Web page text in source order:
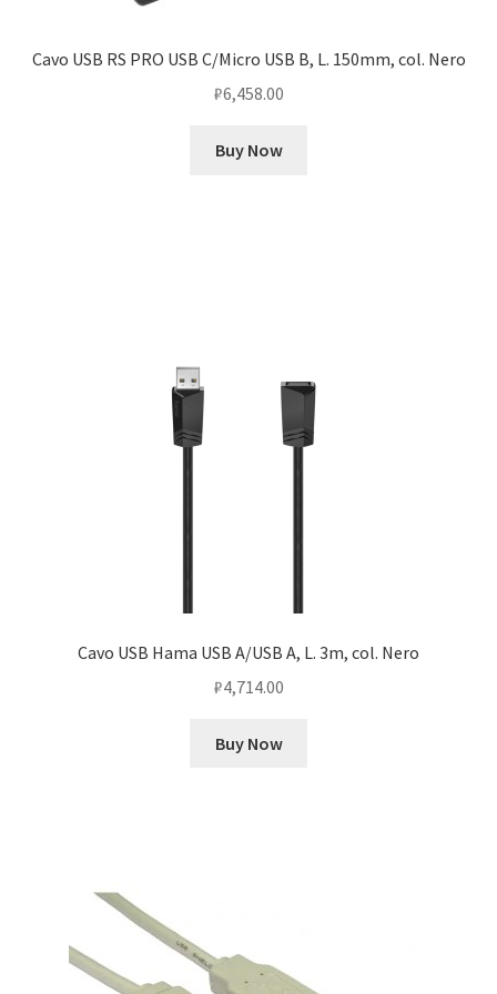
Cavo USB RS PRO USB C/Micro USB B, L. 150mm, col. Nero
₽6,458.00
Buy Now
Cavo USB Hama USB A/USB A, L. 3m, col. Nero
₽4,714.00
Buy Now